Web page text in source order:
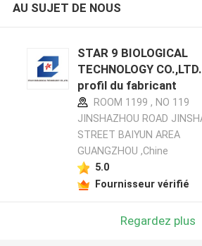
AU SUJET DE NOUS
STAR 9 BIOLOGICAL
TECHNOLOGY CO.,LTD.
profil du fabricant
ROOM 1199 , NO 119
JINSHAZHOU ROAD
STREET BAIYUN AREA
GUANGZHOU ,Chine
5.0
Fournisseur vérifié
Regardez plus